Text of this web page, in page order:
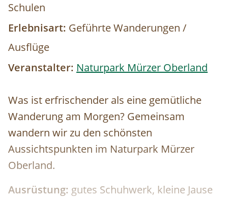
Schulen
Erlebnisart: Geführte Wanderungen /
Ausflüge
Veranstalter: Naturpark Mürzer Oberland
Was ist erfrischender als eine gemütliche
Wanderung am Morgen? Gemeinsam
wandern wir zu den schönsten
Aussichtspunkten im Naturpark Mürzer
Oberland.
Ausrüstung: gutes Schuhwerk, kleine Jause